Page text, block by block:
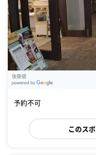
後藤健
予約不可
このス